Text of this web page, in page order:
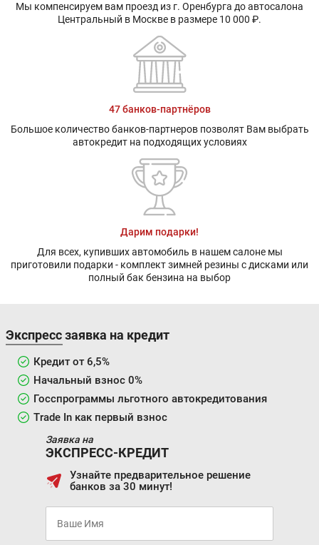
Мы компенсируем вам проезд из г. Оренбурга до автосалона
Центральный в Москве в размере 10 000 ₽.
47 банков-партнёров
Большое количество банков-партнеров позволят Вам выбрать
автокредит на подходящих условиях
Дарим подарки!
Для всех, купивших автомобиль в нашем салоне мы
приготовили подарки - комплект зимней резины с дисками или
полный бак бензина на выбор
Экспресс заявка на кредит
Кредит от 6,5%
Начальный взнос 0%
Госспрограммы льготного автокредитования
Trade In как первый взнос
Заявка на
ЭКСПРЕСС-КРЕДИТ
Узнайте предварительное решение
банков за 30 минут!